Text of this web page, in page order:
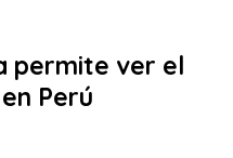
permite ver el
Perú